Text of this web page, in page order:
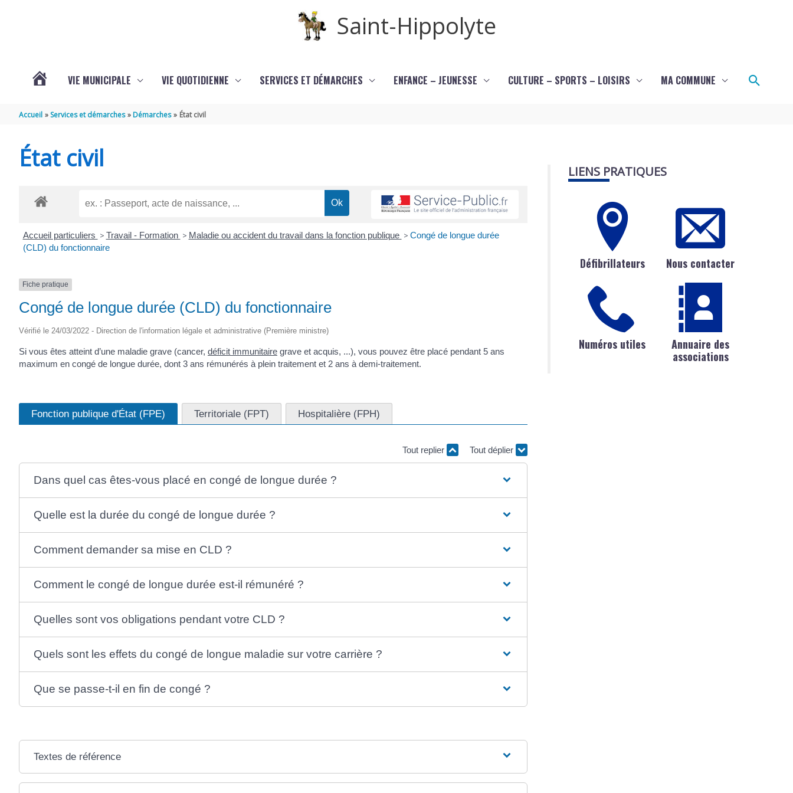
Saint-Hippolyte
SAINT-
HIPPOLYTE
(17430)
VIE MUNICIPALE VIE QUOTIDIENNE SERVICES ET DÉMARCHES ENFANCE – JEUNESSE CULTURE – SPORTS – LOISIRS MA COMMUNE
Accueil Services et démarches Démarches État civil
État civil
Accueil particuliers > Travail - Formation > Maladie ou accident du travail dans la fonction publique > Congé de longue durée
(CLD) du fonctionnaire
Fiche pratique
Congé de longue durée (CLD) du fonctionnaire
Vérifié le 24/03/2022 - Direction de l'information légale et administrative (Première ministre)
Si vous êtes atteint d’une maladie grave (cancer, déficit immunitaire grave et acquis, ...), vous pouvez être placé pendant 5 ans
maximum en congé de longue durée, dont 3 ans rémunérés à plein traitement et 2 ans à demi-traitement.
Fonction publique d'État (FPE) Territoriale (FPT) Hospitalière (FPH)
Tout replier Tout déplier
Dans quel cas êtes-vous placé en congé de longue durée ?
Quelle est la durée du congé de longue durée ?
Comment demander sa mise en CLD ?
Comment le congé de longue durée est-il rémunéré ?
Quelles sont vos obligations pendant votre CLD ?
Quels sont les effets du congé de longue maladie sur votre carrière ?
Que se passe-t-il en fin de congé ?
Textes de référence
LIENS PRATIQUES
Défibrillateurs Nous contacter
Numéros utiles
Annuaire des
associations